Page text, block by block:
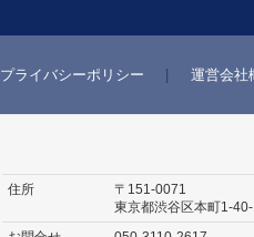
プライバシーポリシー 運営会社
住所
〒151-0071
東京都渋谷区本町1-